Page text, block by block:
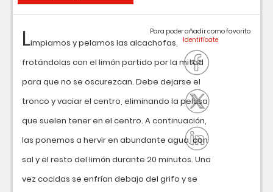
Limpiamos y pelamos las alcachofas,
frotándolas con el limón partido por la mitad
para que no se oscurezcan. Debe dejarse el
tronco y vaciar el centro, eliminando la pelusa
que suelen tener en el centro. A continuación,
las ponemos a hervir en abundante agua, con
sal y el resto del limón durante 20 minutos. Una
vez cocidas se enfrían debajo del grifo y se
Para poder añadir como favorito